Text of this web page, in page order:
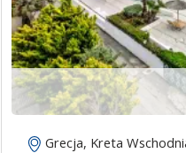
Grecja, Kreta